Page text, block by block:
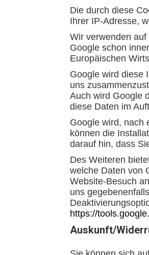
Die durch diese
Ihrer IP-Adresse,
Wir verwenden
Google schon
Europäischen
Google wird diese
uns
Auch wird Google
diese Daten im
Google wird, nach
können die
darauf hin, dass
Des Weiteren
welche Daten von
Website-Besuch
uns
https://
Auskunft/